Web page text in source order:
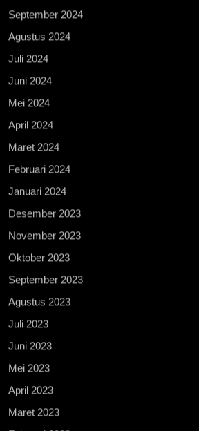
September 2024
Agustus 2024
Juli 2024
Juni 2024
Mei 2024
April 2024
Maret 2024
Februari 2024
Januari 2024
Desember 2023
November 2023
Oktober 2023
September 2023
Agustus 2023
Juli 2023
Juni 2023
Mei 2023
April 2023
Maret 2023